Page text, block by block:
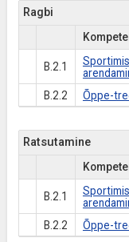
Ragbi
B.2.1
B.2.2 Õppe-
Ratsutamine
B.2.1
B.2.2 Õppe-